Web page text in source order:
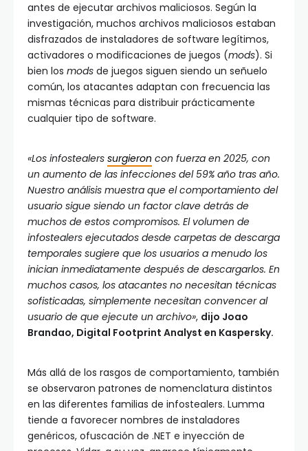
antes de ejecutar archivos maliciosos. Según la
investigación, muchos archivos maliciosos estaban
disfrazados de instaladores de software legítimos,
activadores o modificaciones de juegos (mods). Si
bien los mods de juegos siguen siendo un señuelo
común, los atacantes adaptan con frecuencia las
mismas técnicas para distribuir prácticamente
cualquier tipo de software.
«Los infostealers surgieron con fuerza en 2025, con
un aumento de las infecciones del 59% año tras año.
Nuestro análisis muestra que el comportamiento del
usuario sigue siendo un factor clave detrás de
muchos de estos compromisos. El volumen de
infostealers ejecutados desde carpetas de descarga
temporales sugiere que los usuarios a menudo los
inician inmediatamente después de descargarlos. En
muchos casos, los atacantes no necesitan técnicas
sofisticadas, simplemente necesitan convencer al
usuario de que ejecute un archivo», dijo Joao
Brandao, Digital Footprint Analyst en Kaspersky.
Más allá de los rasgos de comportamiento, también
se observaron patrones de nomenclatura distintos
en las diferentes familias de infostealers. Lumma
tiende a favorecer nombres de instaladores
genéricos, ofuscación de .NET e inyección de